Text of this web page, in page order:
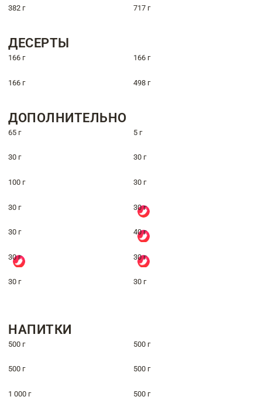
382 г 717 г
ДЕСЕРТЫ
166 г 166 г
166 г 498 г
ДОПОЛНИТЕЛЬНО
65 г 5 г
30 г 30 г
100 г 30 г
30 г 30 г
30 г 40 г
30 г 30 г
30 г 30 г
НАПИТКИ
500 г 500 г
500 г 500 г
1 000 г 500 г